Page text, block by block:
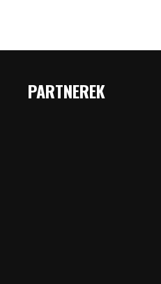
PARTNEREK